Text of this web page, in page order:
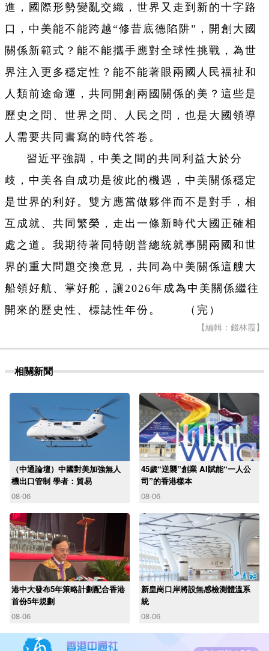
進，國際形勢變亂交織，世界又走到新的十字路
口，中美能不能跨越“修昔底德陷阱”，開創大國
關係新範式？能不能攜手應對全球性挑戰，為世
界注入更多穩定性？能不能著眼兩國人民福祉和
人類前途命運，共同開創兩國關係的美？這些是
歷史之問、世界之問、人民之問，也是大國領導
人需要共同書寫的時代答卷。
習近平強調，中美之間的共同利益大於分
歧，中美各自成功是彼此的機遇，中美關係穩定
是世界的利好。雙方應當做夥伴而不是對手，相
互成就、共同繁榮，走出一條新時代大國正確相
處之道。我期待著同特朗普總統就事關兩國和世
界的重大問題交換意見，共同為中美關係這艘大
船領好航、掌好舵，讓2026年成為中美關係繼往
開來的歷史性、標誌性年份。 （完）
【編輯：錢林霞】
相關新聞
（中通論壇）中國對美加強無人
機出口管制 學者：貿易
08-06
45歲“逆襲”創業 AI賦能“一人公
司”的香港樣本
08-06
港中大發布5年策略計劃配合香港
首份5年規劃
08-06
新皇崗口岸將設無感檢測體溫系
統
08-06